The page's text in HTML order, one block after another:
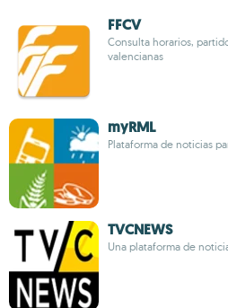
FFCV
Consulta horarios,
valencianas
myRML
Plataforma de noticias
TVCNEWS
Una plataforma de